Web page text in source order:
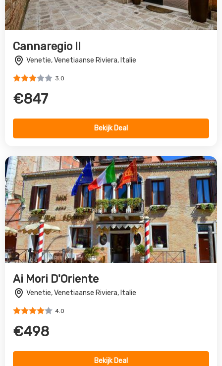
Cannaregio II
Venetie, Venetiaanse Riviera, Italie
3.0
€847
Bekijk Deal
Ai Mori D'Oriente
Venetie, Venetiaanse Riviera, Italie
4.0
€498
Bekijk Deal